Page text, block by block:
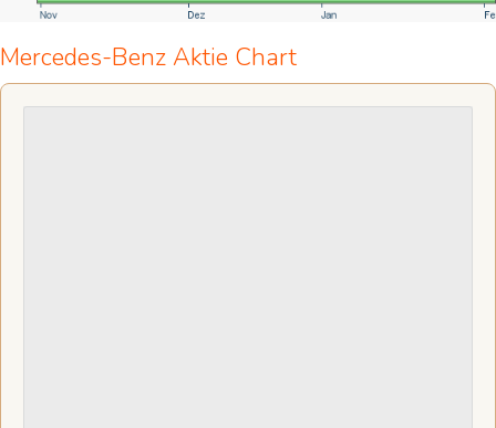
Mercedes-Benz Aktie Chart